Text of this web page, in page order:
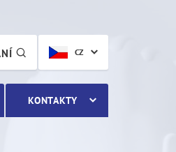
CZ
KONTAKTY